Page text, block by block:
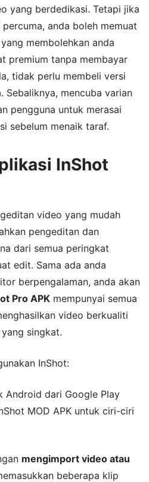
yang berdedikasi. Tetapi jika
anda boleh memuat
membolehkan anda
premium tanpa membayar
tidak perlu membeli versi
Sebaliknya, mencuba varian
pengguna untuk merasai
sebelum menaik taraf.
InShot
video yang mudah
pengeditan dan
dari semua peringkat
edit. Sama ada anda
berpengalaman, anda akan
Pro APK mempunyai semua
video berkualiti
singkat.
InShot:
Android dari Google Play
MOD APK untuk ciri-ciri
mengimport video atau
beberapa klip